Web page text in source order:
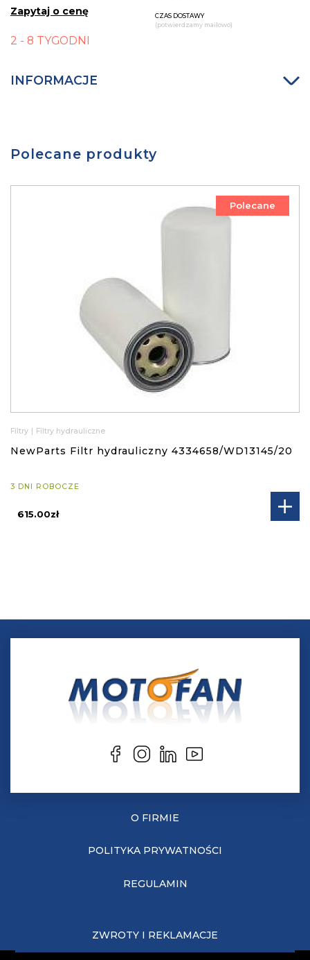
Zapytaj o cenę
2 - 8 TYGODNI
CZAS DOSTAWY
(potwierdzamy mailowo)
INFORMACJE
Polecane produkty
Polecane
Filtry | Filtry hydrauliczne
NewParts Filtr hydrauliczny 4334658/WD13145/20
3 DNI ROBOCZE
615.00zł
O FIRMIE
POLITYKA PRYWATNOŚCI
REGULAMIN
ZWROTY I REKLAMACJE